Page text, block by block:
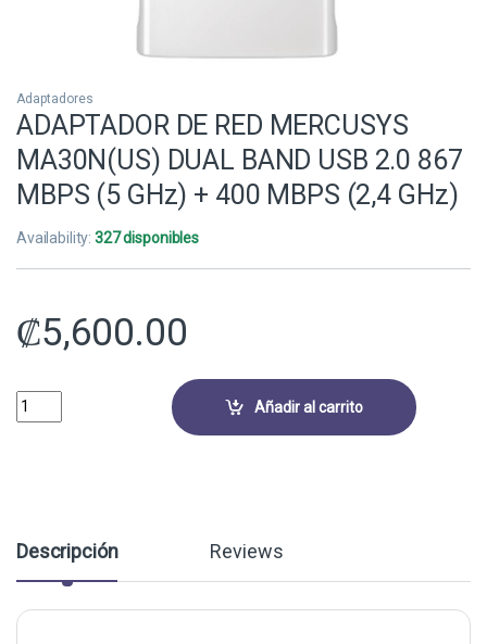
Adaptadores
ADAPTADOR DE RED MERCUSYS
MA30N(US) DUAL BAND USB 2.0 867
MBPS (5 GHz) + 400 MBPS (2,4 GHz)
Availability:327 disponibles
₡5,600.00
ADAPTADOR DE RED MERCUSYS MA30N(US) DUAL BAND USB 2.0
Añadir al carrito
Descripción Reviews